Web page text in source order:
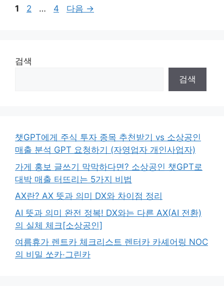
페
1
페
2 …
페
4 다음 →
검색
검색
챗GPT에게 주식 투자 종목 추천받기 vs 소상공인
매출 분석 GPT 요청하기 (자영업자 개인사업자)
가게 홍보 글쓰기 막막하다면? 소상공인 챗GPT로
대박 매출 터뜨리는 5가지 비법
AX란? AX 뜻과 의미 DX와 차이점 정리
AI 뜻과 의미 완전 정복! DX와는 다른 AX(AI 전환)
의 실체 체크[소상공인]
여름휴가 렌트카 체크리스트 렌터카 카셰어링 NOC
의 비밀 쏘카·그린카